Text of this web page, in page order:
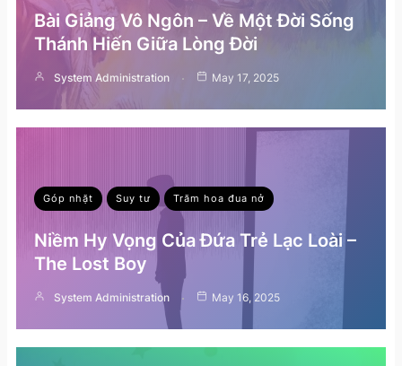
Bài Giảng Vô Ngôn – Về Một Đời Sống
Thánh Hiến Giữa Lòng Đời
System Administration May 17, 2025
Góp nhặt Suy tư Trăm hoa đua nở
Niềm Hy Vọng Của Đứa Trẻ Lạc Loài –
The Lost Boy
System Administration May 16, 2025